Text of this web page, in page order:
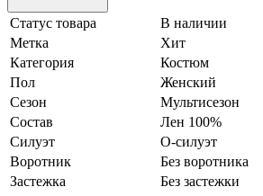
Статус товара
В наличии
Метка
Хит
Категория
Костюм
Пол
Женский
Сезон
Мультисезон
Состав
Лен 100%
Силуэт
О-силуэт
Воротник
Без воротника
Застежка
Без застежки